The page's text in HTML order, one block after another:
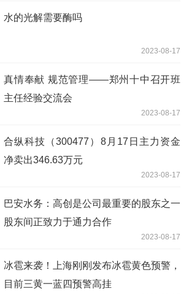
水的光解需要酶吗
2023-08-17
真情奉献 规范管理——郑州十中召开班
主任经验交流会
2023-08-17
合纵科技（300477）8月17日主力资金
净卖出346.63万元
2023-08-17
巴安水务：高创是公司最重要的股东之一
股东间正致力于通力合作
2023-08-17
冰雹来袭！上海刚刚发布冰雹黄色预警，
目前三黄一蓝四预警高挂